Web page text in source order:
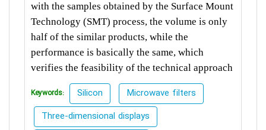
with the samples obtained by the Surface Mount
Technology (SMT) process, the volume is only
half of the similar products, while the
performance is basically the same, which
verifies the feasibility of the technical approach
Keywords: Silicon
Microwave filters
Three-dimensional displays